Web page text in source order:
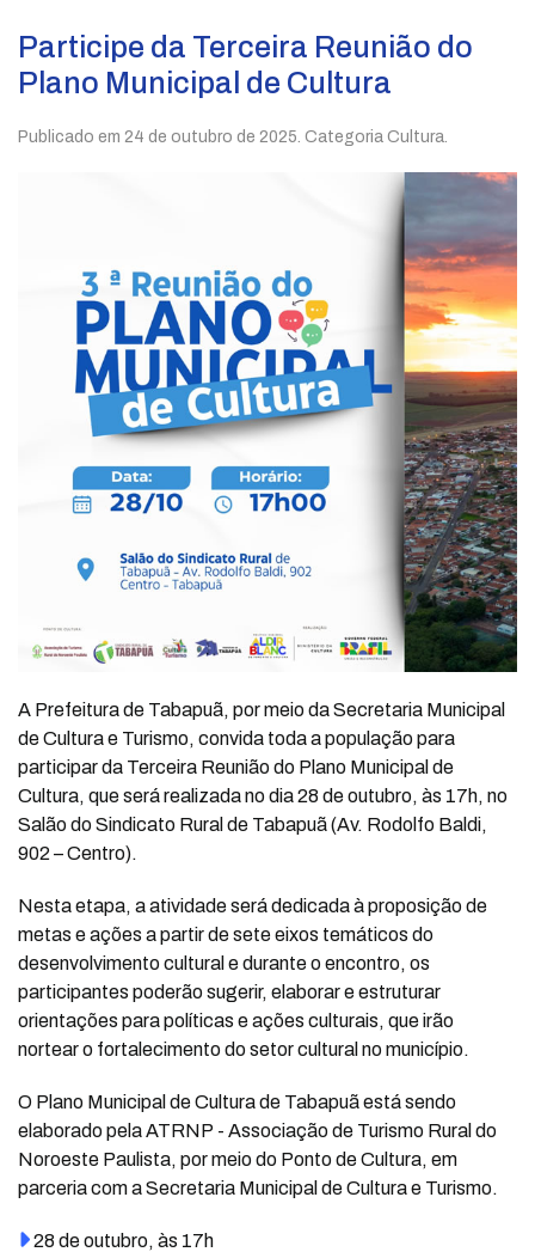
Participe da Terceira Reunião do
Plano Municipal de Cultura
Publicado em 24 de outubro de 2025 . Categoria Cultura.
A Prefeitura de Tabapuã, por meio da Secretaria Municipal
de Cultura e Turismo, convida toda a população para
participar da Terceira Reunião do Plano Municipal de
Cultura, que será realizada no dia 28 de outubro, às 17h, no
Salão do Sindicato Rural de Tabapuã (Av. Rodolfo Baldi,
902 – Centro).
Nesta etapa, a atividade será dedicada à proposição de
metas e ações a partir de sete eixos temáticos do
desenvolvimento cultural e durante o encontro, os
participantes poderão sugerir, elaborar e estruturar
orientações para políticas e ações culturais, que irão
nortear o fortalecimento do setor cultural no município.
O Plano Municipal de Cultura de Tabapuã está sendo
elaborado pela ATRNP - Associação de Turismo Rural do
Noroeste Paulista, por meio do Ponto de Cultura, em
parceria com a Secretaria Municipal de Cultura e Turismo.
28 de outubro, às 17h